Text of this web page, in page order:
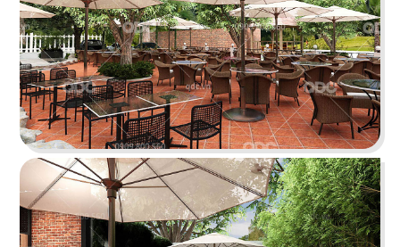
HẢI SẢN HOÀNG GIA
Đội ngũ thiết kế QDC đã khéo léo kết hợp nét
đặc trưng phong cách Địa Trung Hải với vẻ đẹp
thanh lịch, sang trọng của Indochine